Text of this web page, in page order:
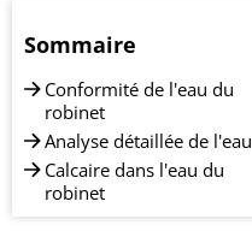
Sommaire
Conformité de l'eau du
robinet
Analyse détaillée de l'eau
Calcaire dans l'eau du
robinet